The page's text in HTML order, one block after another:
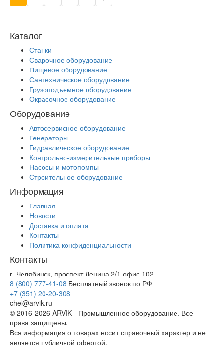
Каталог
Станки
Сварочное оборудование
Пищевое оборудование
Сантехническое оборудование
Грузоподъемное оборудование
Окрасочное оборудование
Оборудование
Автосервисное оборудование
Генераторы
Гидравлическое оборудование
Контрольно-измерительные приборы
Насосы и мотопомпы
Строительное оборудование
Информация
Главная
Новости
Доставка и оплата
Контакты
Политика конфиденциальности
Контакты
г. Челябинск, проспект Ленина 2/1 офис 102
8 (800) 777-41-08 Бесплатный звонок по РФ
+7 (351) 20-20-308
chel@arvik.ru
© 2016-2026 ARVIK - Промышленное оборудование. Все
права защищены.
Вся информация о товарах носит справочный характер и не
является публичной офертой.